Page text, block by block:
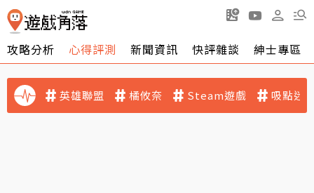
攻略分析 心得評測 新聞資訊 快評雜談 紳士專區
英雄聯盟 橘攸奈 Steam遊戲 吸點迷